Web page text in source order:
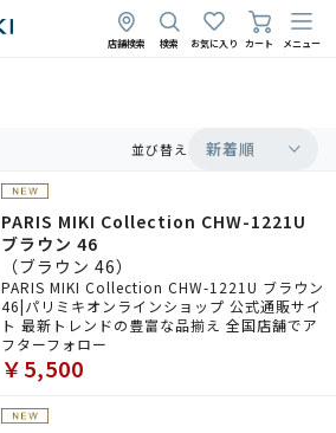
店舗検索 検索 お気に入り カート メニュー
並び替え 新着順
PARIS MIKI Collection CHW-1221U
ブラウン 46
（ブラウン 46）
PARIS MIKI Collection CHW-1221U ブラウン
46|パリミキオンラインショップ 公式通販サイ
ト 最新トレンドの豊富な品揃え 全国店舗でア
フターフォロー
￥5,500